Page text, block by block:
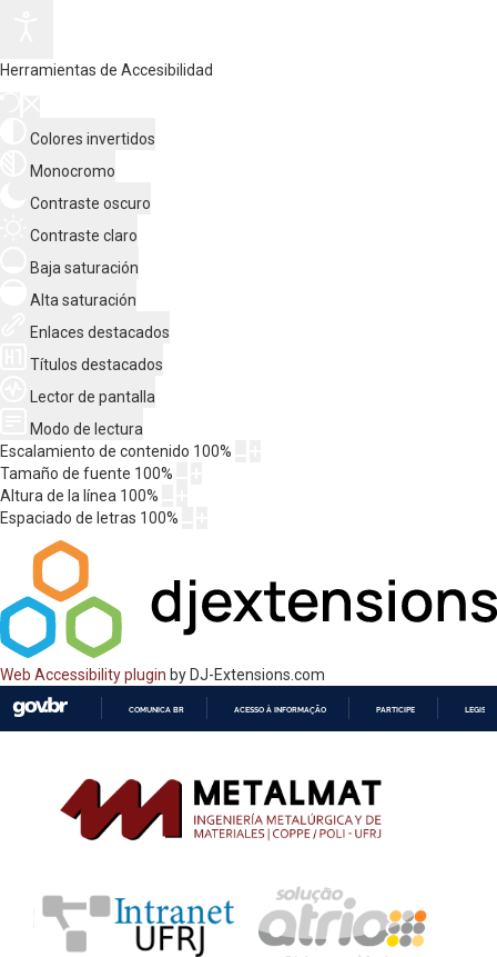
Herramientas de Accesibilidad
Colores invertidos
Monocromo
Contraste oscuro
Contraste claro
Baja saturación
Alta saturación
Enlaces destacados
Títulos destacados
Lector de pantalla
Modo de lectura
Escalamiento de contenido 100%
Tamaño de fuente 100%
Altura de la línea 100%
Espaciado de letras 100%
Web Accessibility plugin by DJ-Extensions.com
CONTEÚDO
COMUNICA BR ACESSO À INFORMAÇÃO PARTICIPE